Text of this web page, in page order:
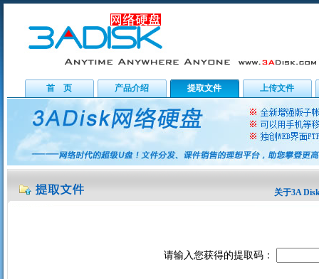
首 页 产品介绍 提取文件 上传文件
关于3A
请输入您获得的提取码：